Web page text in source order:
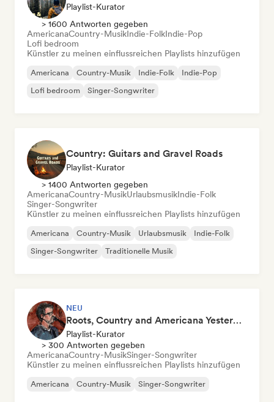
Playlist-Kurator
> 1600 Antworten gegeben
AmericanaCountry-MusikIndie-FolkIndie-Pop
Lofi bedroom
Künstler zu meinen einflussreichen Playlists hinzufügen
Americana Country-Musik Indie-Folk
Indie-Pop
Lofi bedroom
Singer-Songwriter
Country: Guitars and Gravel Roads
Playlist-Kurator
> 1400 Antworten gegeben
AmericanaCountry-MusikUrlaubsmusikIndie-Folk
Singer-Songwriter
Künstler zu meinen einflussreichen Playlists hinzufügen
Americana Country-Musik Urlaubsmusik
Indie-Folk
Singer-Songwriter
Traditionelle Musik
NEU
Roots, Country and Americana Yesterday and Today
Playlist-Kurator
> 300 Antworten gegeben
AmericanaCountry-MusikSinger-Songwriter
Künstler zu meinen einflussreichen Playlists hinzufügen
Americana Country-Musik Singer-Songwriter